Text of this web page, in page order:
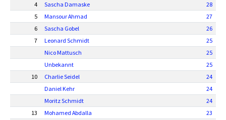
4
Sascha Damaske
28
5
Mansour Ahmad
27
6
Sascha Gobel
26
7
Leonard Schmidt
25
Nico Mattusch
25
Unbekannt
25
10
Charlie Seidel
24
Daniel Kehr
24
Moritz Schmidt
24
13
Mohamed Abdalla
23